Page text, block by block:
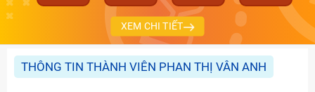
XEM CHI TIẾT
THÔNG TIN THÀNH VIÊN PHAN THỊ VÂN ANH